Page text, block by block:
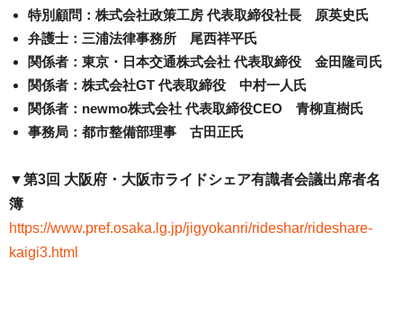
特別顧問：株式会社政策工房 代表取締役社長 原英史氏
弁護士：三浦法律事務所 尾西祥平氏
関係者：東京・日本交通株式会社 代表取締役 金田隆司氏
関係者：株式会社GT 代表取締役 中村一人氏
関係者：newmo株式会社 代表取締役CEO 青柳直樹氏
事務局：都市整備部理事 古田正氏
▼第3回 大阪府・大阪市ライドシェア有識者会議出席者名
簿
https://www.pref.osaka.lg.jp/jigyokanri/rideshar/rideshare-
kaigi3.html